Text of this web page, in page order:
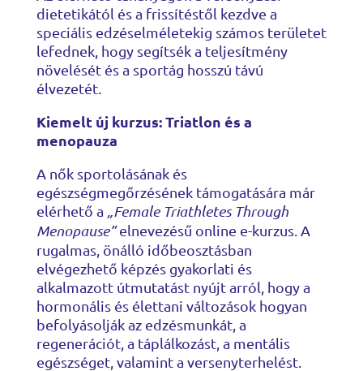
dietetikától és a frissítéstől kezdve a
speciális edzéselméletekig számos területet
lefednek, hogy segítsék a teljesítmény
növelését és a sportág hosszú távú
élvezetét.
Kiemelt új kurzus: Triatlon és a
menopauza
A nők sportolásának és
egészségmegőrzésének támogatására már
elérhető a „Female Triathletes Through
Menopause”elnevezésű online e-kurzus. A
rugalmas, önálló időbeosztásban
elvégezhető képzés gyakorlati és
alkalmazott útmutatást nyújt arról, hogy a
hormonális és élettani változások hogyan
befolyásolják az edzésmunkát, a
regenerációt, a táplálkozást, a mentális
egészséget, valamint a versenyterhelést.